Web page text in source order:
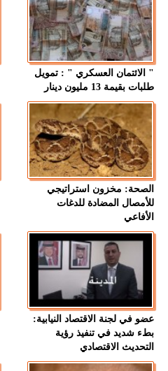
" الائتمان العسكري " : تمويل
طلبات بقيمة 13 مليون دينار
الصحة: مخزون استراتيجي
للأمصال المضادة للدغات
الأفاعي
عضو في لجنة الاقتصاد النيابية:
بطء شديد في تنفيذ رؤية
التحديث الاقتصادي